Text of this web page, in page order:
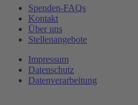
Spenden-FAQs
Kontakt
Über uns
Stellenangebote
Impressum
Datenschutz
Datenverarbeitung